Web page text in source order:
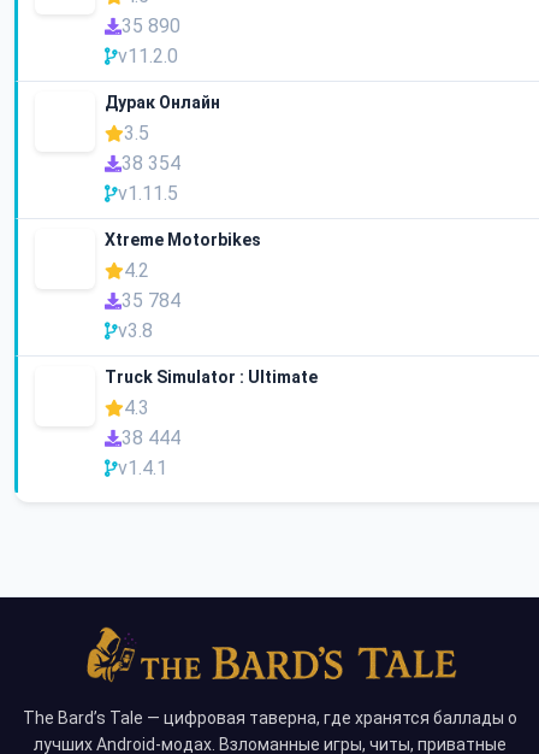
35 890
v11.2.0
Дурак Онлайн
3.5
38 354
v1.11.5
Xtreme Motorbikes
4.2
35 784
v3.8
Truck Simulator : Ultimate
4.3
38 444
v1.4.1
The Bard’s Tale — цифровая таверна, где хранятся баллады о
лучших Android-модах. Взломанные игры, читы, приватные